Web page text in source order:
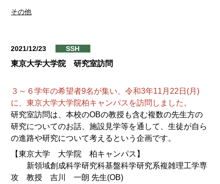
その他
2021/12/23 SSH
東京大学大学院 研究室訪問
３～６学年の希望者9名が集い、令和3年11月22日(月)
に、東京大学大学院柏キャンパスを訪問しました。
研究室訪問は、本校のOBの教授も含む複数の先生方の
研究についてのお話、施設見学等を通して、生徒が自ら
の進路や研究について考えるという企画です。
【東京大学 大学院 柏キャンパス】
新領域創成科学研究科基盤科学研究系複雑理工学専
攻 教授 吉川 一朗 先生(OB)